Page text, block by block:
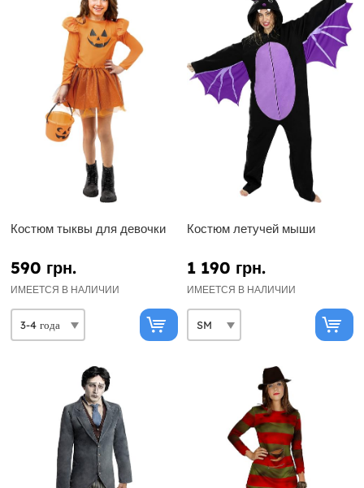
Костюм тыквы для девочки
590 грн.
ИМЕЕТСЯ В НАЛИЧИИ
Костюм летучей мыши
1 190 грн.
ИМЕЕТСЯ В НАЛИЧИИ